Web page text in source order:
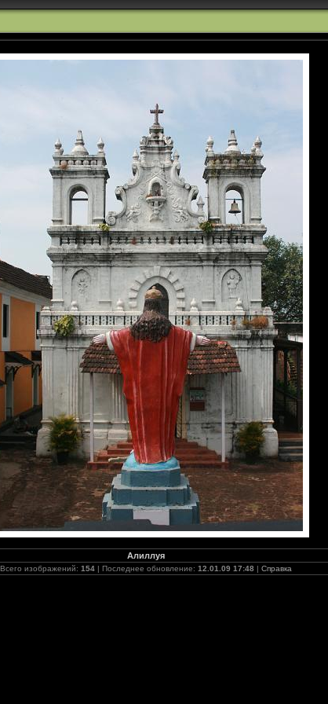
Алиллуя
Всего изображений: 154 | Последнее обновление: 12.01.09 17:48 | Справка